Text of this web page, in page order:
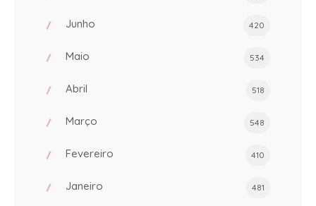
Junho 420
Maio 534
Abril 518
Março 548
Fevereiro 410
Janeiro 481